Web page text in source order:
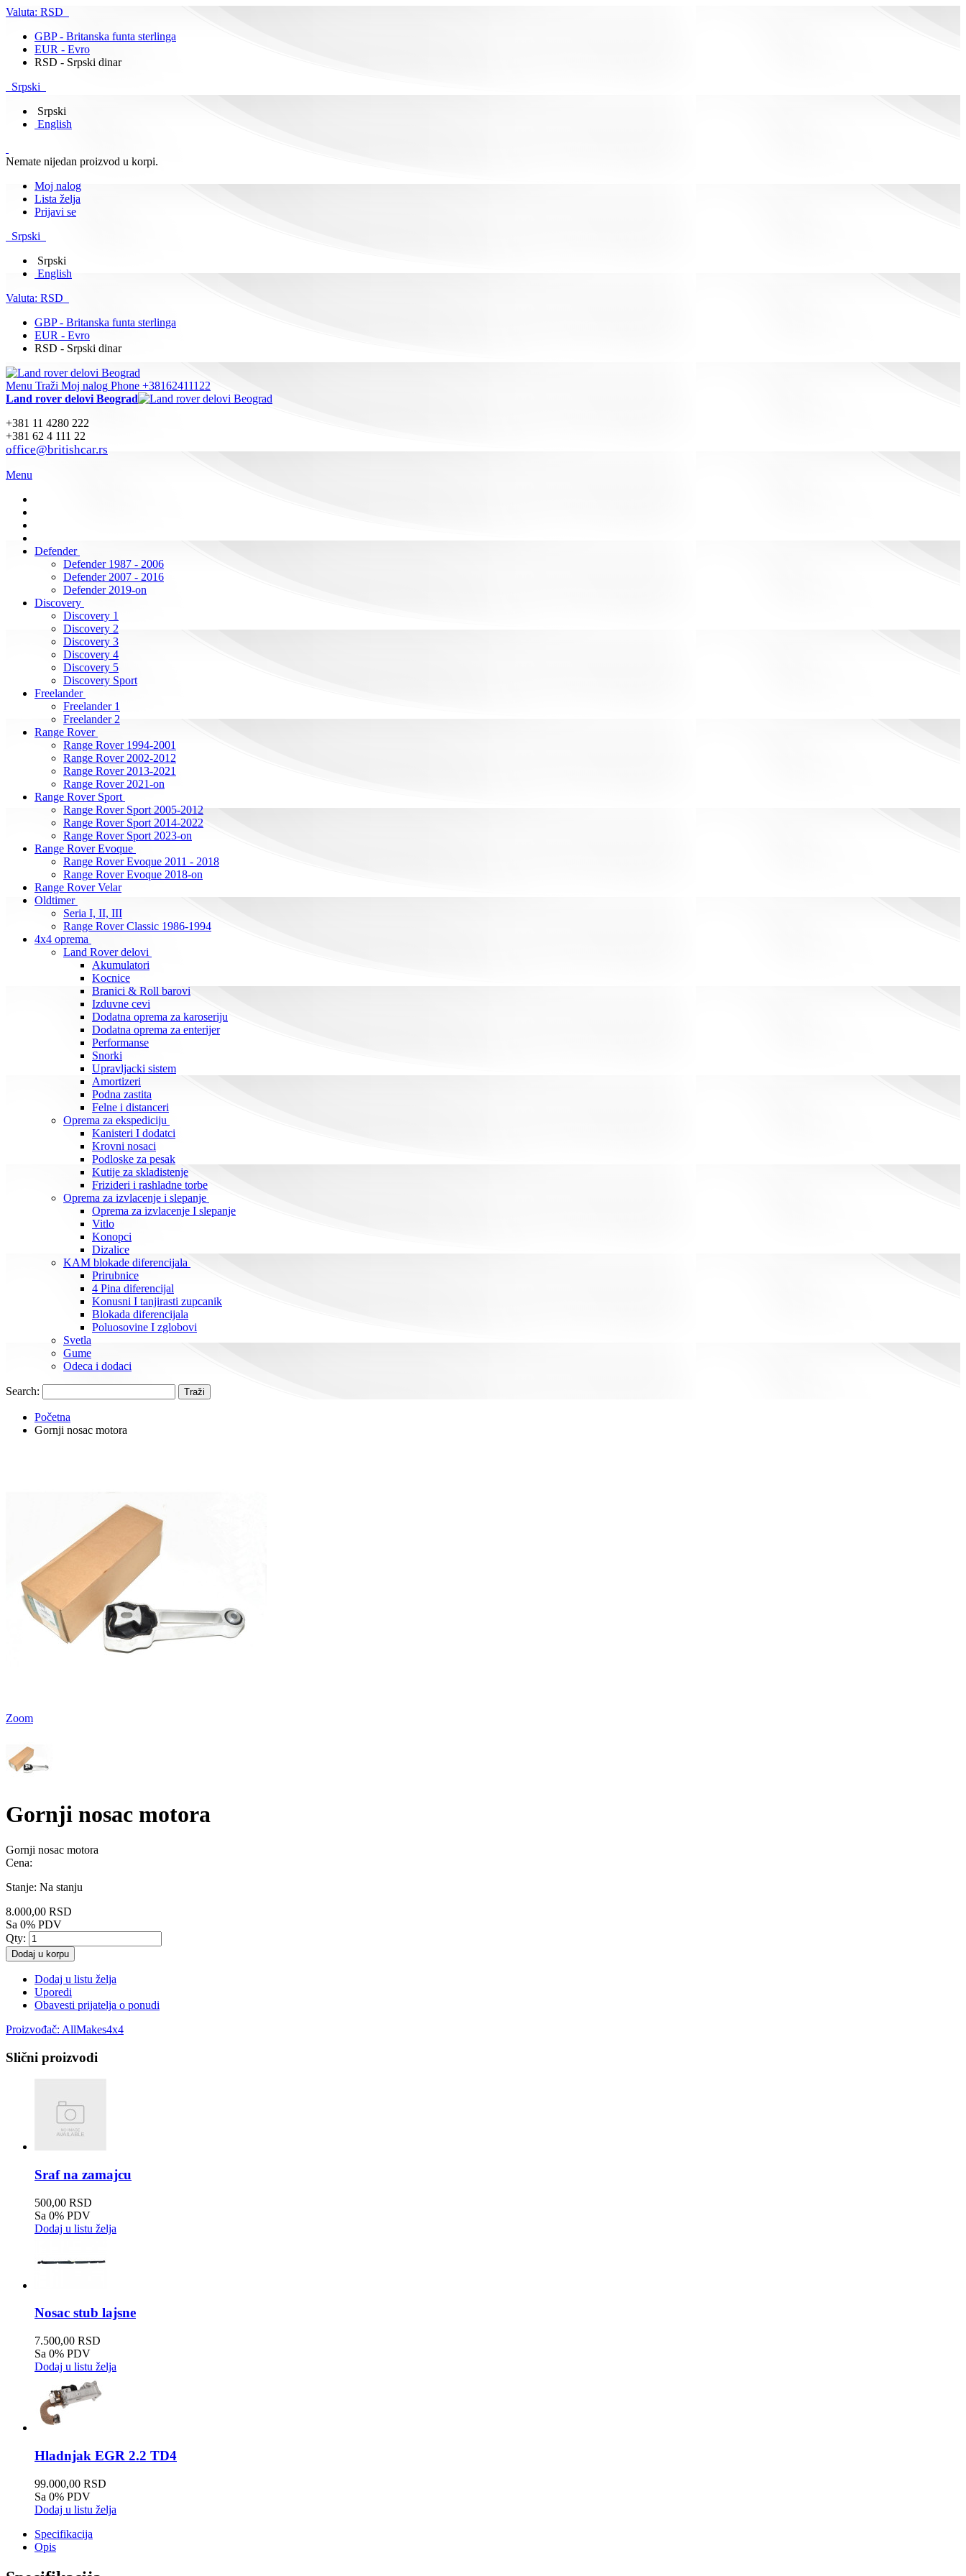
Valuta: RSD
GBP - Britanska funta sterlinga
EUR - Evro
RSD - Srpski dinar
Srpski
Srpski
English
Nemate nijedan proizvod u korpi.
Moj nalog
Lista želja
Prijavi se
Srpski
Srpski
English
Valuta: RSD
GBP - Britanska funta sterlinga
EUR - Evro
RSD - Srpski dinar
Menu Traži Moj nalog Phone +38162411122
Land rover delovi Beograd
+381 11 4280 222
+381 62 4 111 22
office@britishcar.rs
Menu
Defender
Defender 1987 - 2006
Defender 2007 - 2016
Defender 2019-on
Discovery
Discovery 1
Discovery 2
Discovery 3
Discovery 4
Discovery 5
Discovery Sport
Freelander
Freelander 1
Freelander 2
Range Rover
Range Rover 1994-2001
Range Rover 2002-2012
Range Rover 2013-2021
Range Rover 2021-on
Range Rover Sport
Range Rover Sport 2005-2012
Range Rover Sport 2014-2022
Range Rover Sport 2023-on
Range Rover Evoque
Range Rover Evoque 2011 - 2018
Range Rover Evoque 2018-on
Range Rover Velar
Oldtimer
Seria I, II, III
Range Rover Classic 1986-1994
4x4 oprema
Land Rover delovi
Akumulatori
Kocnice
Branici & Roll barovi
Izduvne cevi
Dodatna oprema za karoseriju
Dodatna oprema za enterijer
Performanse
Snorki
Upravljacki sistem
Amortizeri
Podna zastita
Felne i distanceri
Oprema za ekspediciju
Kanisteri I dodatci
Krovni nosaci
Podloske za pesak
Kutije za skladistenje
Frizideri i rashladne torbe
Oprema za izvlacenje i slepanje
Oprema za izvlacenje I slepanje
Vitlo
Konopci
Dizalice
KAM blokade diferencijala
Prirubnice
4 Pina diferencijal
Konusni I tanjirasti zupcanik
Blokada diferencijala
Poluosovine I zglobovi
Svetla
Gume
Odeca i dodaci
Search: Traži
Početna
Gornji nosac motora
Zoom
Gornji nosac motora
Gornji nosac motora
Cena:
Stanje: Na stanju
8.000,00 RSD
Sa 0% PDV
Qty:
Dodaj u korpu
Dodaj u listu želja
Uporedi
Obavesti prijatelja o ponudi
Proizvođač: AllMakes4x4
Slični proizvodi
Sraf na zamajcu
500,00 RSD
Sa 0% PDV
Dodaj u listu želja
Nosac stub lajsne
7.500,00 RSD
Sa 0% PDV
Dodaj u listu želja
Hladnjak EGR 2.2 TD4
99.000,00 RSD
Sa 0% PDV
Dodaj u listu želja
Specifikacija
Opis